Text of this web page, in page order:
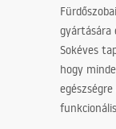
gyártására
Sokéves
hogy